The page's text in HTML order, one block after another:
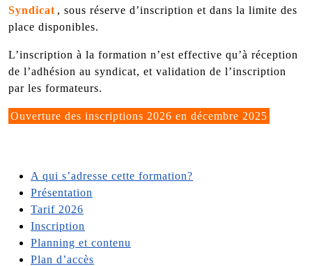
Syndicat , sous réserve d’inscription et dans la limite des
place disponibles.
L’inscription à la formation n’est effective qu’à réception
de l’adhésion au syndicat, et validation de l’inscription
par les formateurs.
Ouverture des inscriptions 2026 en décembre 2025
A qui s’adresse cette formation?
Présentation
Tarif 2026
Inscription
Planning et contenu
Plan d’accès